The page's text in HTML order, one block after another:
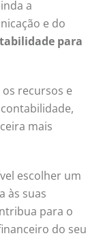
a
e do
para
recursos e
mais
escolher um
às suas
para o
do seu